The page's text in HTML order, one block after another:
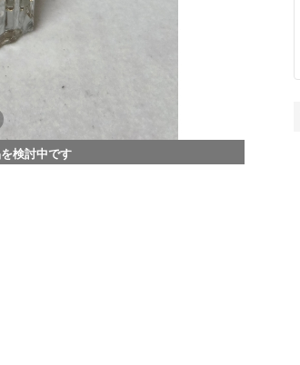
検討中です